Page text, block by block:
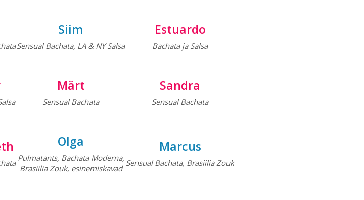
Siim
Sensual Bachata, LA & NY Salsa
Estuardo
Bachata ja Salsa
Märt
Sensual Bachata
Sandra
Sensual Bachata
Olga
Pulmatants, Bachata Moderna,
Brasiilia Zouk, esinemiskavad
Marcus
Sensual Bachata, Brasiilia Zouk